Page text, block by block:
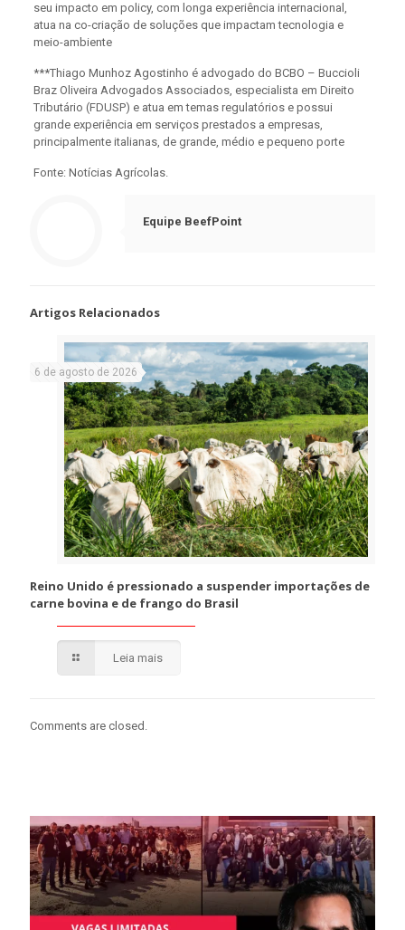
seu impacto em policy, com longa experiência internacional,
atua na co-criação de soluções que impactam tecnologia e
meio-ambiente
***Thiago Munhoz Agostinho é advogado do BCBO – Buccioli
Braz Oliveira Advogados Associados, especialista em Direito
Tributário (FDUSP) e atua em temas regulatórios e possui
grande experiência em serviços prestados a empresas,
principalmente italianas, de grande, médio e pequeno porte
Fonte: Notícias Agrícolas.
Equipe BeefPoint
Artigos Relacionados
6 de agosto de 2026
Reino Unido é pressionado a suspender importações de
carne bovina e de frango do Brasil
Leia mais
Comments are closed.